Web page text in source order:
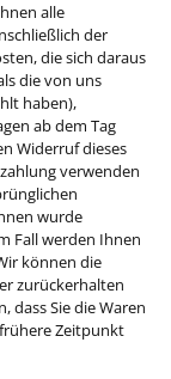
alle
der
die sich daraus
die von uns
haben),
ab dem Tag
Widerruf dieses
verwenden
wurde
Fall werden Ihnen
können die
zurückerhalten
dass Sie die Waren
Zeitpunkt